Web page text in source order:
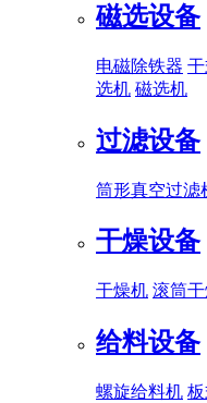
磁选设备
电磁除铁器
选机 磁选机
过滤设备
筒形真空过滤
干燥设备
干燥机 滚筒
给料设备
螺旋给料机